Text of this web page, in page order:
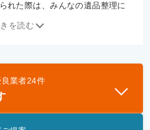
れた際は、みんなの遺品整理に
定協会、および一般社団法
を読む
業者24件